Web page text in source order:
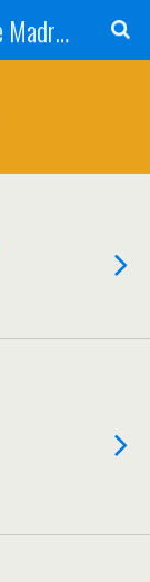
El blog de la EMT | Nos mueve Madrid